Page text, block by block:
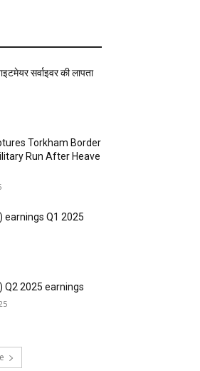
सर्वाइवर की लापता
Torkham Border
Run After Heave
earnings Q1 2025
Q2 2025 earnings